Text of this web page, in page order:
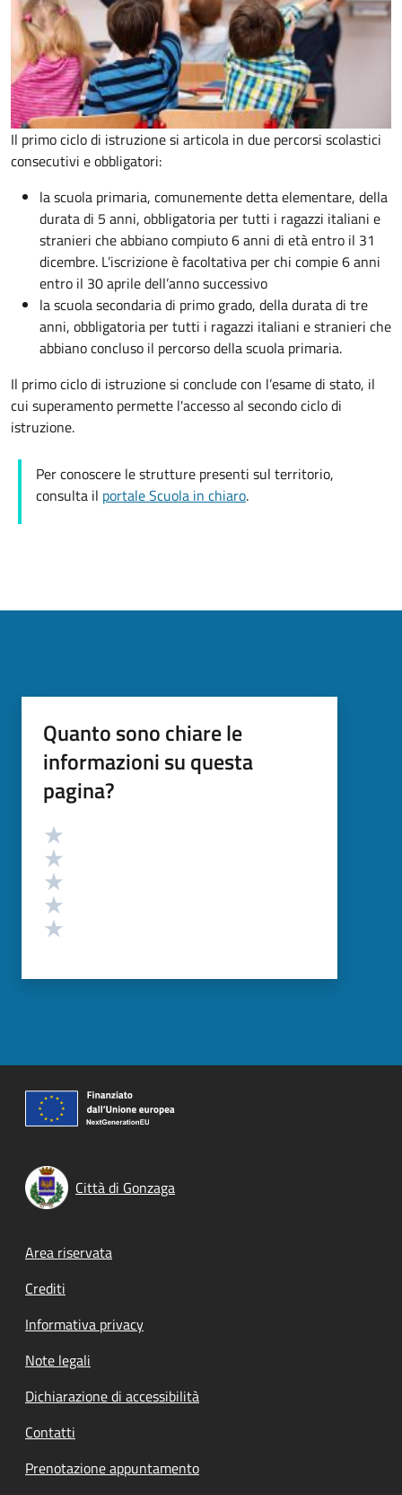
Il primo ciclo di istruzione si articola in due percorsi scolastici
consecutivi e obbligatori:
la scuola primaria, comunemente detta elementare, della
durata di 5 anni, obbligatoria per tutti i ragazzi italiani e
stranieri che abbiano compiuto 6 anni di età entro il 31
dicembre. L’iscrizione è facoltativa per chi compie 6 anni
entro il 30 aprile dell’anno successivo
la scuola secondaria di primo grado, della durata di tre
anni, obbligatoria per tutti i ragazzi italiani e stranieri che
abbiano concluso il percorso della scuola primaria.
Il primo ciclo di istruzione si conclude con l’esame di stato, il
cui superamento permette l'accesso al secondo ciclo di
istruzione.
Per conoscere le strutture presenti sul territorio,
consulta il portale Scuola in chiaro.
Quanto sono chiare le
informazioni su questa
pagina?
Valutazione
Città di Gonzaga
Footer menu
Area riservata
Crediti
Informativa privacy
Note legali
Dichiarazione di accessibilità
Contatti
Prenotazione appuntamento